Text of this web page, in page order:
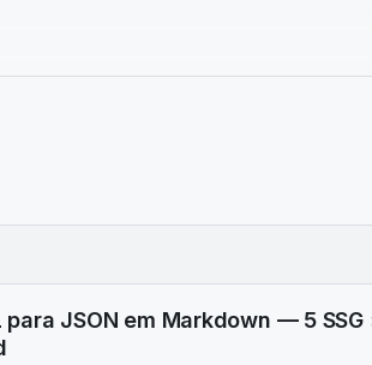
JSON em Markdown — 5